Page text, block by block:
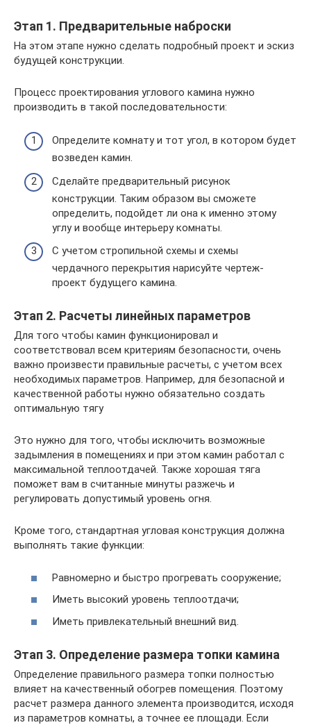
Этап 1. Предварительные наброски
На этом этапе нужно сделать подробный проект и эскиз
будущей конструкции.
Процесс проектирования углового камина нужно
производить в такой последовательности:
Определите комнату и тот угол, в котором будет
возведен камин.
Сделайте предварительный рисунок
конструкции. Таким образом вы сможете
определить, подойдет ли она к именно этому
углу и вообще интерьеру комнаты.
С учетом стропильной схемы и схемы
чердачного перекрытия нарисуйте чертеж-
проект будущего камина.
Этап 2. Расчеты линейных параметров
Для того чтобы камин функционировал и
соответствовал всем критериям безопасности, очень
важно произвести правильные расчеты, с учетом всех
необходимых параметров. Например, для безопасной и
качественной работы нужно обязательно создать
оптимальную тягу
Это нужно для того, чтобы исключить возможные
задымления в помещениях и при этом камин работал с
максимальной теплоотдачей. Также хорошая тяга
поможет вам в считанные минуты разжечь и
регулировать допустимый уровень огня.
Кроме того, стандартная угловая конструкция должна
выполнять такие функции:
Равномерно и быстро прогревать сооружение;
Иметь высокий уровень теплоотдачи;
Иметь привлекательный внешний вид.
Этап 3. Определение размера топки камина
Определение правильного размера топки полностью
влияет на качественный обогрев помещения. Поэтому
расчет размера данного элемента производится, исходя
из параметров комнаты, а точнее ее площади. Если